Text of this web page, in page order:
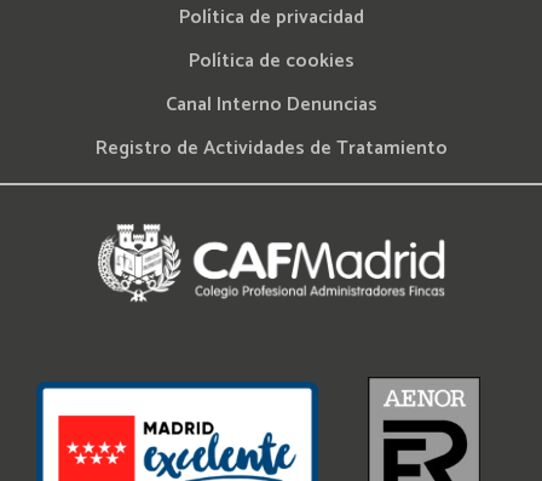
Política de privacidad
Política de cookies
Canal Interno Denuncias
Registro de Actividades de Tratamiento